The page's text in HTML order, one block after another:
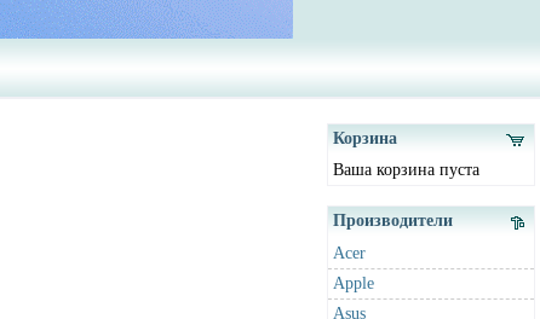
Корзина
Ваша корзина пуста
Производители
Acer
Apple
Asus